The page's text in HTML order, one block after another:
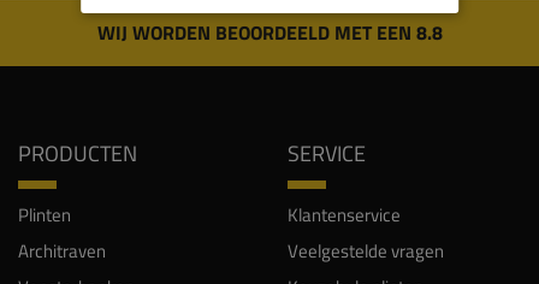
WIJ WORDEN BEOORDEELD MET EEN 8.8
PRODUCTEN
Plinten
Architraven
SERVICE
Klantenservice
Veelgestelde vragen